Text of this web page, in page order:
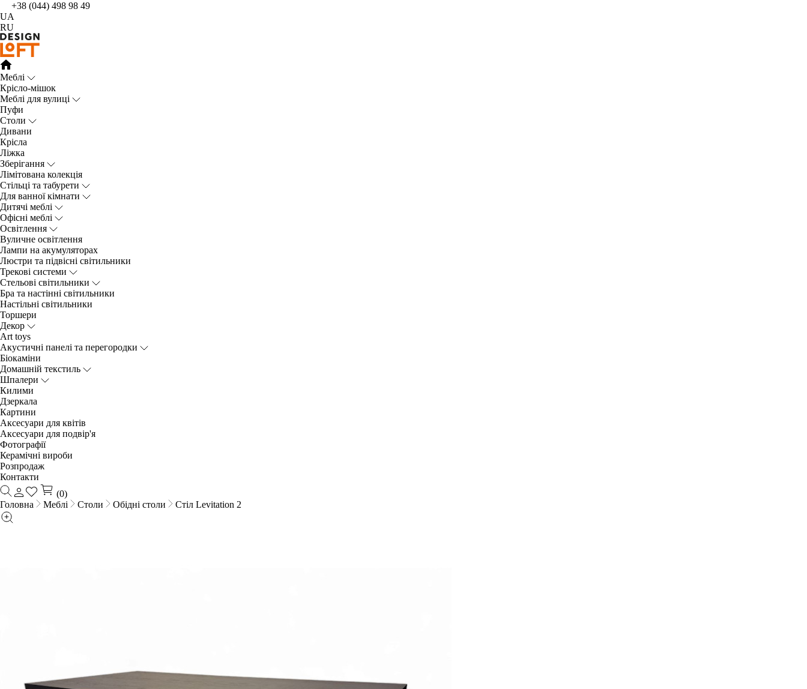
+38 (044) 498 98 49
UA
RU
Меблі
Крісло-мішок
Меблі для вулиці
Пуфи
Столи
Дивани
Крісла
Ліжка
Зберігання
Лімітована колекція
Стільці та табурети
Для ванної кімнати
Дитячі меблі
Офісні меблі
Освітлення
Вуличне освітлення
Лампи на акумуляторах
Люстри та підвісні світильники
Трекові системи
Cтельові світильники
Бра та настінні світильники
Настільні світильники
Торшери
Декор
Art toys
Акустичні панелі та перегородки
Біокаміни
Домашній текстиль
Шпалери
Килими
Дзеркала
Картини
Аксесуари для квітів
Аксесуари для подвір'я
Фотографії
Керамічні вироби
Розпродаж
Контакти
(0)
Головна
Меблі Столи Обідні столи Стіл Levitation 2